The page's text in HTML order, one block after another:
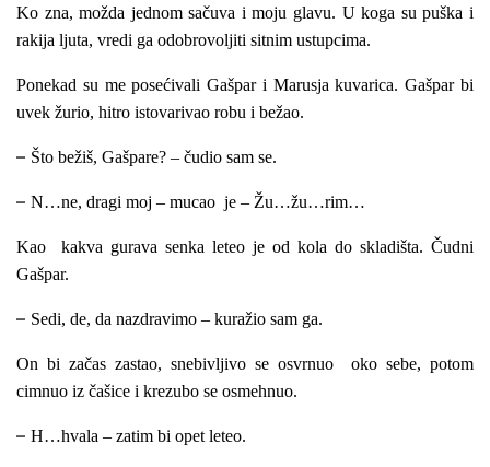
Ko zna, možda jednom sačuva i moju glavu. U koga su puška i
rakija ljuta, vredi ga odobrovoljiti sitnim ustupcima.
Ponekad su me posećivali Gašpar i Marusja kuvarica. Gašpar bi
uvek žurio, hitro istovarivao robu i bežao.
– Što bežiš, Gašpare? – čudio sam se.
– N…ne, dragi moj – mucao je – Žu…žu…rim…
Kao kakva gurava senka leteo je od kola do skladišta. Čudni
Gašpar.
– Sedi, de, da nazdravimo – kuražio sam ga.
On bi začas zastao, snebivljivo se osvrnuo oko sebe, potom
cimnuo iz čašice i krezubo se osmehnuo.
– H…hvala – zatim bi opet leteo.